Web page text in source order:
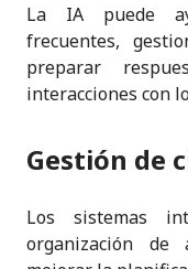
La IA puede
frecuentes,
preparar
interacciones con
Gestión de
Los sistemas
organización de